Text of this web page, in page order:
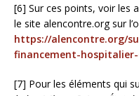
[6] Sur ces points, voir les
le site alencontre.org sur
https://alencontre.org/
financement-
[7] Pour les éléments qui